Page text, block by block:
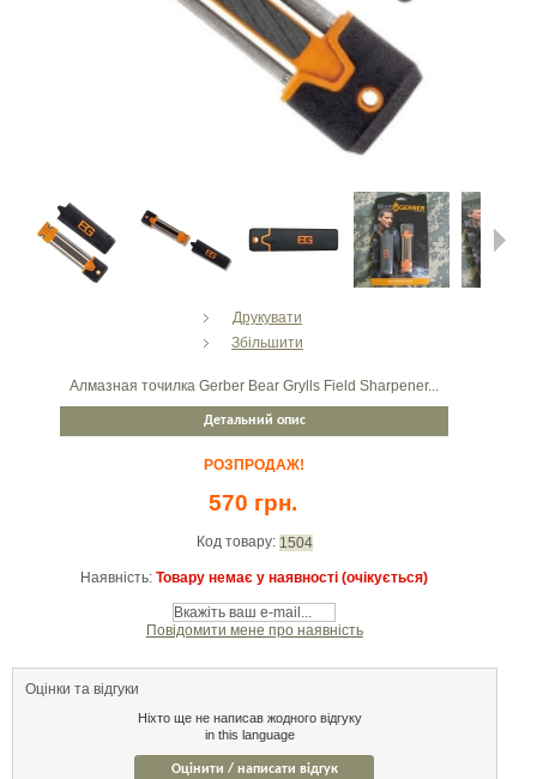
Друкувати
Збільшити
Алмазная точилка Gerber Bear Grylls Field Sharpener...
Детальний опис
РОЗПРОДАЖ!
570 грн.
Код товару: 1504
Наявність: Товару немає у наявності (очікується)
Повідомити мене про наявність
Оцінки та відгуки
Ніхто ще не написав жодного відгуку
in this language
Оцінити / написати відгук